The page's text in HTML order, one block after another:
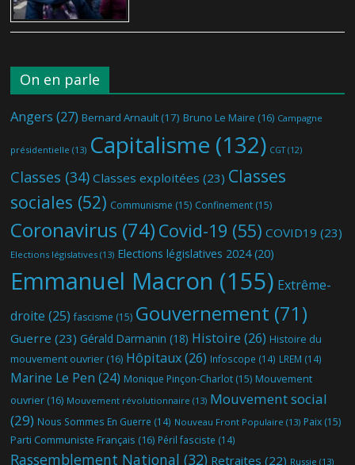
On en parle
Angers (27) Bernard Arnault (17) Bruno Le Maire (16) Campagne
présidentielle (13) Capitalisme (132) CGT(12)
Classes (34) Classes exploitées (23) Classes
sociales (52) Communisme (15) Confinement (15)
Coronavirus (74) Covid-19 (55) COVID19 (23)
Elections législatives (13) Elections législatives 2024(20)
Emmanuel Macron (155) Extrême-
droite (25) fascisme (15) Gouvernement (71)
Guerre (23) Gérald Darmanin (18) Histoire (26) Histoire du
mouvement ouvrier (16) Hôpitaux(26) Infoscope (14) LREM (14)
Marine Le Pen (24) Monique Pinçon-Charlot (15) Mouvement
ouvrier (16) Mouvement révolutionnaire (13) Mouvement social
(29) Nous Sommes En Guerre (14) Nouveau Front Populaire (13) Paix (15)
Parti Communiste Français (16) Péril fasciste (14)
Rassemblement National (32) Retraites (22) Russie (13)